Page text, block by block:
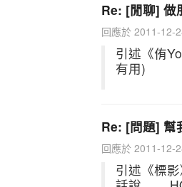
Re: [閒聊] 做
回應於 2011-12-
引述《侑
有用)
Re: [問題] 幫
回應於 2011-12-
引述《標